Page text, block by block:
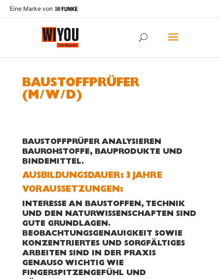
Eine Marke von
BAUSTOFFPRÜFER
(M/W/D)
BAUSTOFFPRÜFER ANALYSIEREN
BAUROHSTOFFE, BAUPRODUKTE UND
BINDEMITTEL.
AUS­BILDUNGS­DAUER: 3 JAHRE
VORAUSSETZUNGEN:
INTERESSE AN BAUSTOFFEN, TECHNIK
UND DEN NATURWISSENSCHAFTEN SIND
GUTE GRUNDLAGEN.
BEOBACHTUNGSGENAUIGKEIT SOWIE
KONZENTRIERTES UND SORGFÄLTIGES
ARBEITEN SIND IN DER PRAXIS
GENAUSO WICHTIG WIE
FINGERSPITZENGEFÜHL UND